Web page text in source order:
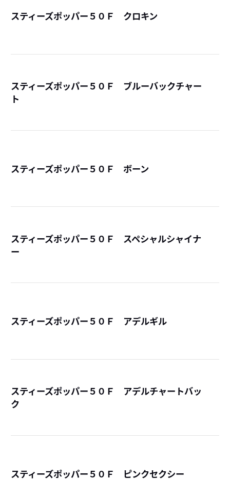
スティーズポッパー５０Ｆ クロキン
スティーズポッパー５０Ｆ ブルーバックチャー
ト
スティーズポッパー５０Ｆ ボーン
スティーズポッパー５０Ｆ スペシャルシャイナ
ー
スティーズポッパー５０Ｆ アデルギル
スティーズポッパー５０Ｆ アデルチャートバッ
ク
スティーズポッパー５０Ｆ ピンクセクシー